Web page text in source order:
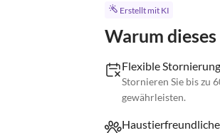
Erstellt mit KI
Warum
Flexible
Stornieren Sie bis zu
gewährleisten.